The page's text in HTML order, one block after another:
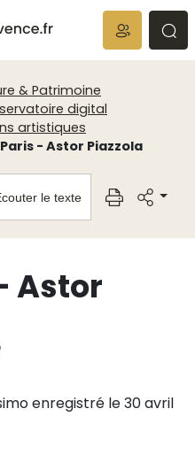
& Patrimoine
digital
artistiques
- Astor Piazzola
le texte
Astor
enregistré le 30 avril